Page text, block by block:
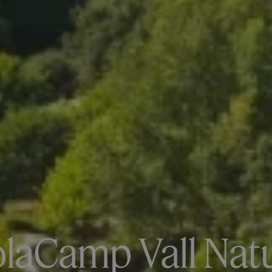
Vall